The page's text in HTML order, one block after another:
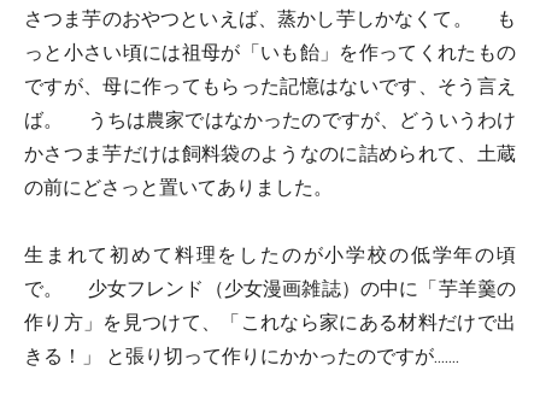
さつま芋のおやつといえば、蒸かし芋しかなくて。 も
っと小さい頃には祖母が「いも飴」を作ってくれたもの
ですが、母に作ってもらった記憶はないです、そう言え
ば。 うちは農家ではなかったのですが、どういうわけ
かさつま芋だけは飼料袋のようなのに詰められて、土蔵
の前にどさっと置いてありました。
生まれて初めて料理をしたのが小学校の低学年の頃
で。 少女フレンド（少女漫画雑誌）の中に「芋羊羹の
作り方」を見つけて、「これなら家にある材料だけで出
きる！」 と張り切って作りにかかったのですが.......